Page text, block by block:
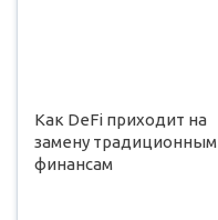
Как DeFi приходит на
замену традиционным
финансам